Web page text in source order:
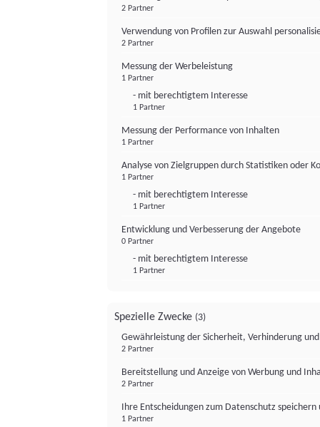
2 Partner
Verwendung von Profilen zur Auswahl
2 Partner
Messung der Werbeleistung
1 Partner
- mit berechtigtem Interesse
1 Partner
Messung der Performance von Inhalten
1 Partner
Analyse von Zielgruppen durch Statistiken oder
1 Partner
- mit berechtigtem Interesse
1 Partner
Entwicklung und Verbesserung der Angebote
0 Partner
- mit berechtigtem Interesse
1 Partner
Spezielle Zwecke (3)
Gewährleistung der Sicherheit, Verhinderung
2 Partner
Bereitstellung und Anzeige von Werbung und
2 Partner
Ihre Entscheidungen zum Datenschutz
1 Partner